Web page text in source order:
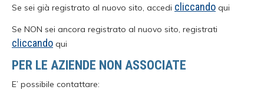
Se sei già registrato al nuovo sito, accedi cliccando qui
Se NON sei ancora registrato al nuovo sito, registrati
cliccando qui
PER LE AZIENDE NON ASSOCIATE
E’ possibile contattare: